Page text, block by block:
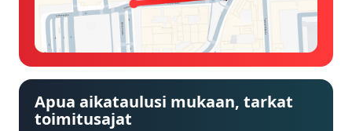
Apua aikataulusi mukaan, tarkat
toimitusajat